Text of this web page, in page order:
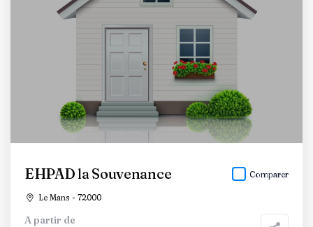
EHPAD la Souvenance
Le Mans - 72000
Comparer
A partir de